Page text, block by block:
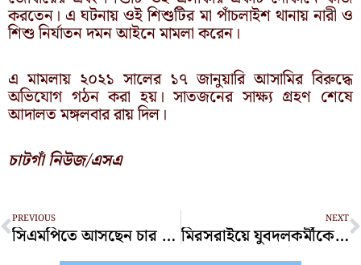
করতেন। এ ঘটনায় ওই শিশুটির মা পাঁচলাইশ থানায় নারী ও
শিশু নির্যাতন দমন আইনে মামলা করেন।
এ মামলায় ২০২১ সালের ১৭ জানুয়ারি আসামির বিরুদ্ধে
অভিযোগ গঠন করা হয়। সাতজনের সাক্ষ্য গ্রহণ শেষে
আদালত মঙ্গলবার রায় দিল।
চাটগাঁ নিউজ/এসএ
Prev
PREVIOUS
সিএমপিতে আসছেন চার নতুন ডিসি-এডিসি
NEXT
মিরসরাইয়ে যুবদলকর্মীকে হত্যা, গ্রেফতার ৪